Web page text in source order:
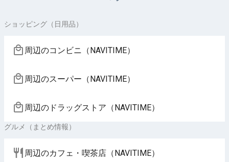
ショッピング（日用品）
周辺のコンビニ（NAVITIME）
周辺のスーパー（NAVITIME）
周辺のドラッグストア（NAVITIME）
グルメ（まとめ情報）
周辺のカフェ・喫茶店（NAVITIME）